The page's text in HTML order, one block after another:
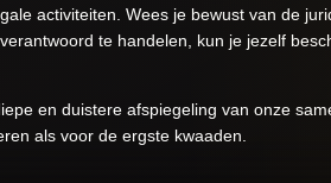
activiteiten. Wees je bewust van de
te handelen, kun je jezelf
en duistere afspiegeling van onze
als voor de ergste kwaaden.